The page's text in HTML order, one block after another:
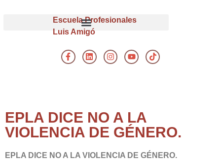
Escuela Profesionales
Luis Amigó
EPLA DICE NO A LA
VIOLENCIA DE GÉNERO.
EPLA DICE NO A LA VIOLENCIA DE GÉNERO.